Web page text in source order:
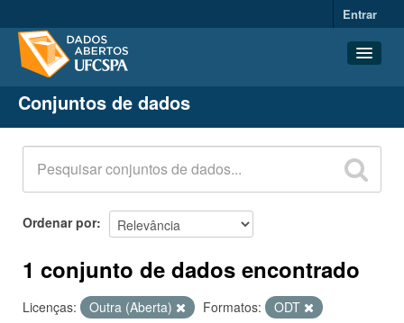
Entrar
Conjuntos de dados
Organizações
Grupos
Sobre
Conjuntos de dados
Ordenar por
1 conjunto de dados encontrado
Licenças: Outra (Aberta) Formatos:
ODT